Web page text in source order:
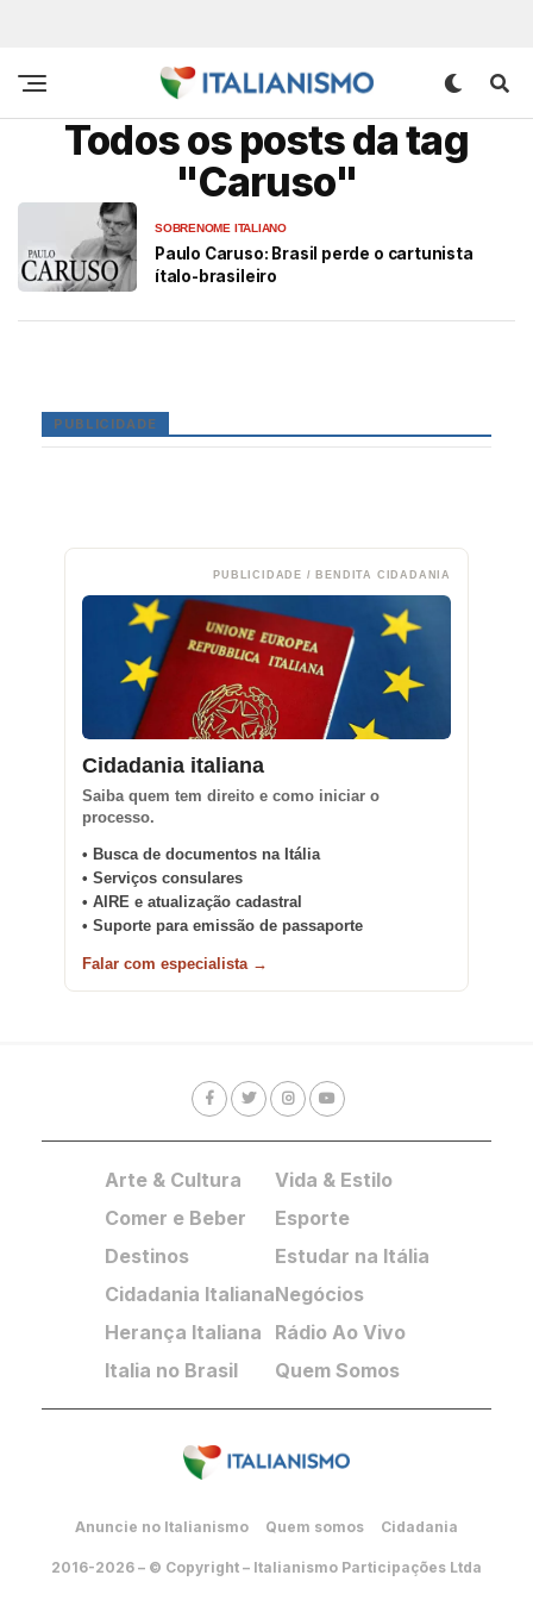
Todos os posts da tag
"Caruso"
SOBRENOME ITALIANO
Paulo Caruso: Brasil perde o cartunista
ítalo-brasileiro
PUBLICIDADE
PUBLICIDADE / BENDITA CIDADANIA
Cidadania italiana
Saiba quem tem direito e como iniciar o
processo.
• Busca de documentos na Itália
• Serviços consulares
• AIRE e atualização cadastral
• Suporte para emissão de passaporte
Falar com especialista →
Arte & Cultura
Comer e Beber
Destinos
Cidadania Italiana
Herança Italiana
Italia no Brasil
Vida & Estilo
Esporte
Estudar na Itália
Negócios
Rádio Ao Vivo
Quem Somos
Anuncie no Italianismo Quem somos Cidadania
2016-2026 – © Copyright – Italianismo Participações Ltda